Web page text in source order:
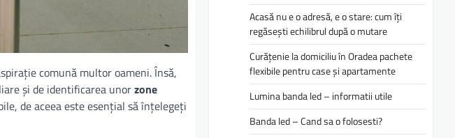
comună multor oameni. Însă,
și de identificarea unorzone
de aceea este esențial să înțelegeți
Acasă nu e o adresă, e o stare: cum îți
regăsești echilibrul după o mutare
Curățenie la domiciliu în Oradea pachete
flexibile pentru case și apartamente
Lumina banda led – informatii utile
Banda led – Cand sa o folosesti?